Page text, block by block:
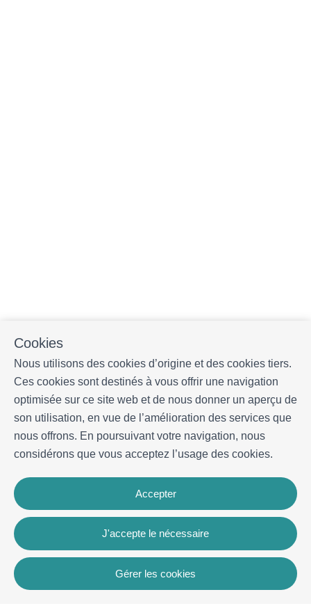
Cookies
Nous utilisons des cookies d’origine et des cookies tiers.
Ces cookies sont destinés à vous offrir une navigation
optimisée sur ce site web et de nous donner un aperçu de
son utilisation, en vue de l’amélioration des services que
nous offrons. En poursuivant votre navigation, nous
considérons que vous acceptez l’usage des cookies.
Accepter
J'accepte le nécessaire
Gérer les cookies